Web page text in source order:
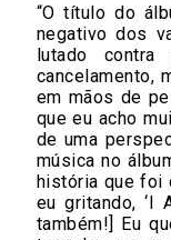
“O título do
negativo dos
lutado
cancelamento,
em mãos de
que eu acho
de uma
música no
história que foi
eu gritando, ‘I
também!] Eu